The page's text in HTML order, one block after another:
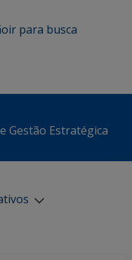
ir para busca
Gestão Estratégica